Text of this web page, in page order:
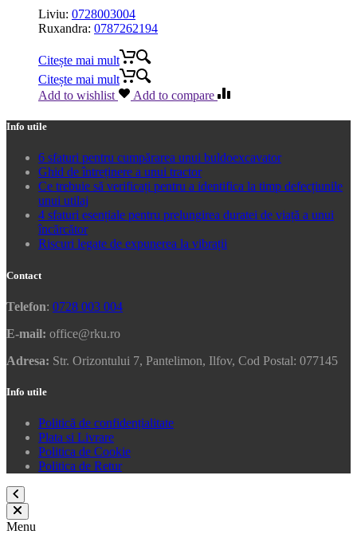
Liviu: 0728003004
Ruxandra: 0787262194
Citește mai mult
Citește mai mult
Add to wishlist
Add to compare
Info utile
6 sfaturi pentru cumpărarea unui buldoexcavator
Ghid de întreținere a unui tractor
Ce trebuie să verificați pentru a identifica la timp defecțiunile
unui utilaj
4 sfaturi esențiale pentru prelungirea duratei de viață a unui
încărcător
Riscuri legate de expunerea la vibrații
Contact
Telefon: 0728 003 004
E-mail: office@rku.ro
Adresa: Str. Orizontului 7, Pantelimon, Ilfov, Cod Postal: 077145
Info utile
Politică de confidențialitate
Plata si Livrare
Politica de Cookie
Politica de Retur
Menu